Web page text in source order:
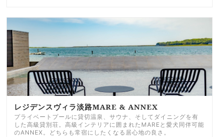
レジデンスヴィラ淡路MARE & ANNEX
プライベートプールに貸切温泉、サウナ、そしてダイニングを有
した高級貸別荘。高級インテリアに囲まれたMAREと愛犬同伴可能
のANNEX。どちらも常宿にしたくなる居心地の良さ。